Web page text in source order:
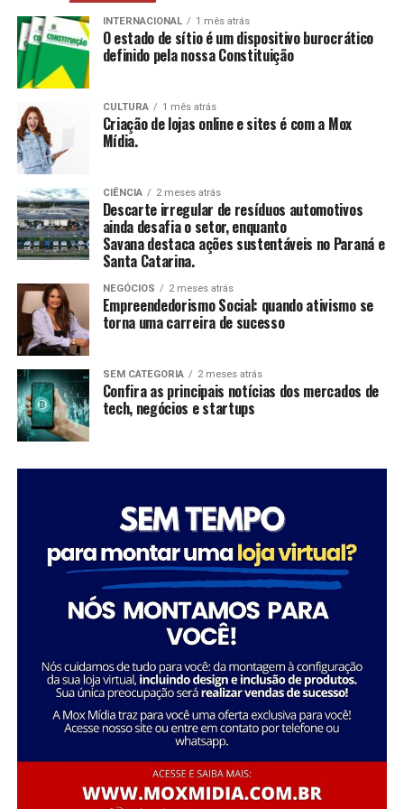
A Savana integra o Grupo Águia Branca e é especializada
na comercialização de caminhões e veículos comerciais
da Mercedes-Benz. Com forte presença nos setores de
transporte e logística, oferece um portfólio completo
de veículos, peças e serviços de oficina. Além disso,
disponibiliza soluções em pneus e recapagem,
garantindo performance e eficiência para os clientes do
segmento de transporte de cargas.
FONTE: A Savana integra o Grupo Águia Branca
suas histórias e vivências.
CCAS
: Ambiente de convivência para crianças e
adolescentes, abrangendo desde jogos até cultura
SAICA: Trabalho de cuidado, orientação e proteção
integral a crianças e adolescentes em situação de
CEIS
: Garantia de um ambiente seguro e desafiador
para o desenvolvimento infantil.
Conclusão
O empreendedorismo social, impulsionado por líderes
como Tatiana Souza, demonstra que ativismo pode, sim,
ser uma carreira de sucesso. As mulheres no comando
dessas organizações não apenas promovem mudanças
significativas em suas comunidades, mas também
inspiram futuras gerações a seguir seus passos,
mostrando que é possível transformar a sociedade
feminina no setor social: “Acredito que quando as
mulheres assumem a liderança, trazem consigo uma
perspectiva única e essencial que promove a inclusão e o
desenvolvimento sustentável. Meu objetivo é continuar
inspirando e capacitando outras mulheres a seguirem
esse caminho, transformando ainda mais vidas e
Essa trajetória exemplifica como o ativismo e o
empreendedorismo social podem convergir para criar
uma carreira gratificante e de grande impacto social.
Sobre o Instituto Macedônia
INTERNACIONAL 1 mês atrás
O estado de sítio é um dispositivo burocrático
definido pela nossa Constituição
CULTURA 1 mês atrás
Criação de lojas online e sites é com a Mox
Mídia.
CIÊNCIA 2 meses atrás
Descarte irregular de resíduos automotivos
ainda desafia o setor, enquanto
Savana destaca ações sustentáveis no Paraná e
Santa Catarina.
NEGÓCIOS 2 meses atrás
Empreendedorismo Social: quando ativismo se
torna uma carreira de sucesso
SEM CATEGORIA 2 meses atrás
Confira as principais notícias dos mercados de
tech, negócios e startups